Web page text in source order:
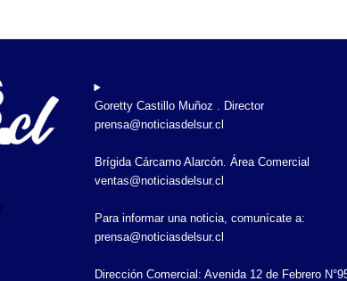
Goretty Castillo Muñoz . Director
prensa@noticiasdelsur.cl
Brígida Cárcamo Alarcón. Área Comercial
ventas@noticiasdelsur.cl
Para informar una noticia, comunícate a:
prensa@noticiasdelsur.cl
Dirección Comercial: Avenida 12 de Febrero